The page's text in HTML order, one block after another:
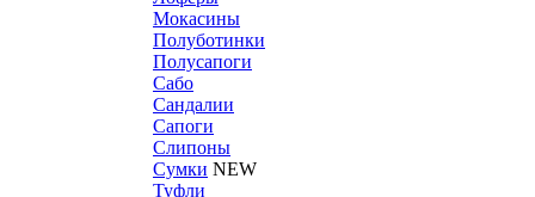
Мокасины
Полуботинки
Полусапоги
Сабо
Сандалии
Сапоги
Слипоны
Сумки NEW
Туфли